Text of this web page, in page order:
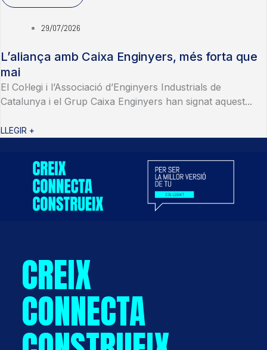
29/07/2026
L’aliança amb Caixa Enginyers, més forta que
mai
El Col·legi i l’Associació d’Enginyers Industrials de
Catalunya i el Grup Caixa Enginyers han signat aquest...
LLEGIR +
CREIX
CONNECTA